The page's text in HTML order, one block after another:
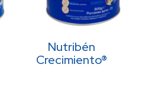
Nutribén
Crecimiento®